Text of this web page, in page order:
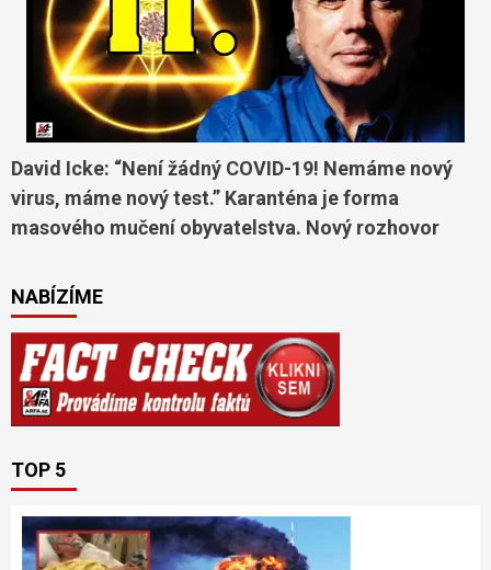
David Icke: “Není žádný COVID-19! Nemáme nový
virus, máme nový test.” Karanténa je forma
masového mučení obyvatelstva. Nový rozhovor
NABÍZÍME
TOP 5